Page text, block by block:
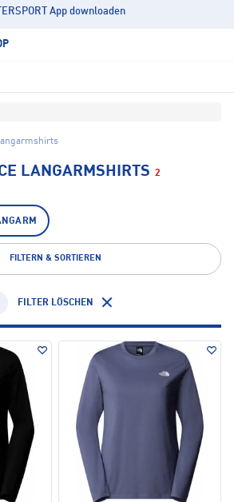
App downloaden
LANGARMSHIRTS 2
FILTERN & SORTIEREN
FILTER LÖSCHEN